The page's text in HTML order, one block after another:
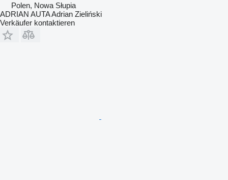
Polen, Nowa Słupia
ADRIAN AUTA Adrian Zieliński
Verkäufer kontaktieren